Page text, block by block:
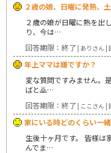
２歳の娘、日曜に発熱、
２歳の娘が日曜に熱を出
り、今は…
回答期限：終了 | ありさん
年上ママは嫌ですか？
変な質問ですみません。
ばと🙇…
回答期限：終了 | ここさん |
家にいる時どのくらい一
生後十ヶ月です。 皆様は
んでま…